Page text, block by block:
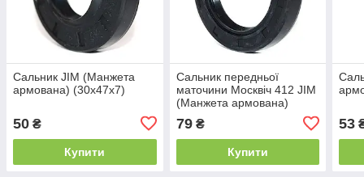
Сальник JIM (Манжета
армована) (30x47x7)
50 ₴
Купити
Сальник передньої
маточини Москвіч 412 JIM
(Манжета армована)
79₴
Купити
53